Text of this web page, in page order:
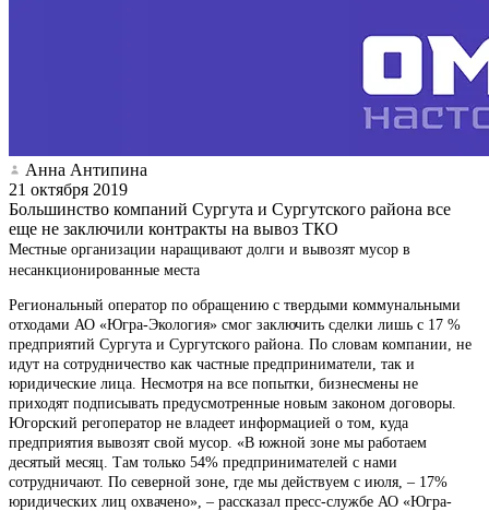
Анна Антипина
21 октября 2019
Большинство компаний Сургута и Сургутского района все
еще не заключили контракты на вывоз ТКО
Местные организации наращивают долги и вывозят мусор в
несанкционированные места
Региональный оператор по обращению с твердыми коммунальными
отходами АО «Югра-Экология» смог заключить сделки лишь с 17 %
предприятий Сургута и Сургутского района. По словам компании, не
идут на сотрудничество как частные предприниматели, так и
юридические лица. Несмотря на все попытки, бизнесмены не
приходят подписывать предусмотренные новым законом договоры.
Югорский регоператор не владеет информацией о том, куда
предприятия вывозят свой мусор. «В южной зоне мы работаем
десятый месяц. Там только 54% предпринимателей с нами
сотрудничают. По северной зоне, где мы действуем с июля, – 17%
юридических лиц охвачено», – рассказал пресс-службе АО «Югра-